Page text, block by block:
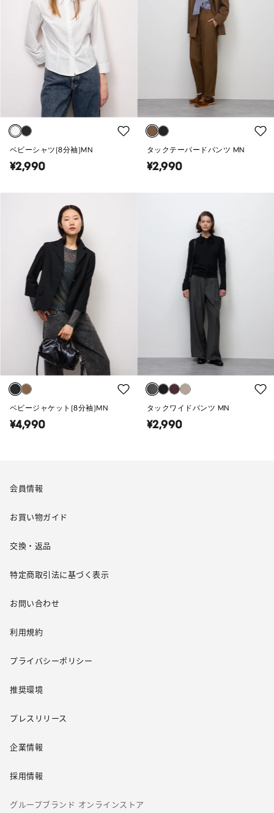
ベビーシャツ(8分袖)MN
¥2,990
タックテーパードパンツ MN
¥2,990
ベビージャケット(8分袖)MN
¥4,990
タックワイドパンツ MN
¥2,990
会員情報
お買い物ガイド
交換・返品
特定商取引法に基づく表示
お問い合わせ
利用規約
プライバシーポリシー
推奨環境
プレスリリース
企業情報
採用情報
グループブランド オンラインストア